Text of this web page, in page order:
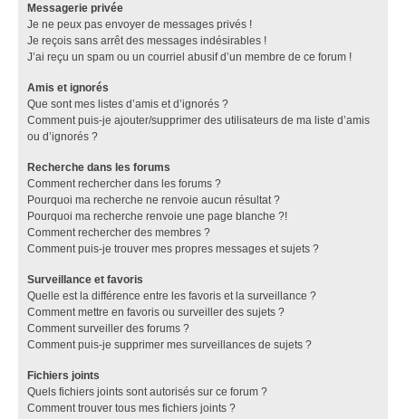
Messagerie privée
Je ne peux pas envoyer de messages privés !
Je reçois sans arrêt des messages indésirables !
J’ai reçu un spam ou un courriel abusif d’un membre de ce forum !
Amis et ignorés
Que sont mes listes d’amis et d’ignorés ?
Comment puis-je ajouter/supprimer des utilisateurs de ma liste d’amis
ou d’ignorés ?
Recherche dans les forums
Comment rechercher dans les forums ?
Pourquoi ma recherche ne renvoie aucun résultat ?
Pourquoi ma recherche renvoie une page blanche ?!
Comment rechercher des membres ?
Comment puis-je trouver mes propres messages et sujets ?
Surveillance et favoris
Quelle est la différence entre les favoris et la surveillance ?
Comment mettre en favoris ou surveiller des sujets ?
Comment surveiller des forums ?
Comment puis-je supprimer mes surveillances de sujets ?
Fichiers joints
Quels fichiers joints sont autorisés sur ce forum ?
Comment trouver tous mes fichiers joints ?